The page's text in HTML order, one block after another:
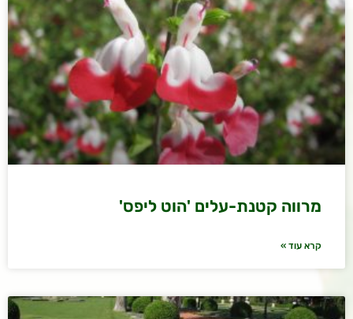
מרווה קטנת-עלים 'הוט ליפס'
קרא עוד »